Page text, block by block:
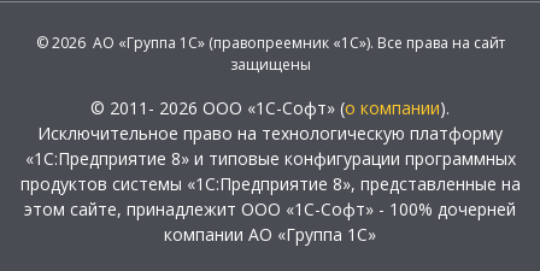
© 2026 АО «Группа 1С» (правопреемник «1С»). Все права на сайт
защищены
© 2011- 2026 ООО «1С-Софт» (о компании).
Исключительное право на технологическую платформу
«1С:Предприятие 8» и типовые конфигурации программных
продуктов системы «1С:Предприятие 8», представленные на
этом сайте, принадлежит ООО «1С-Софт» - 100% дочерней
компании АО «Группа 1С»